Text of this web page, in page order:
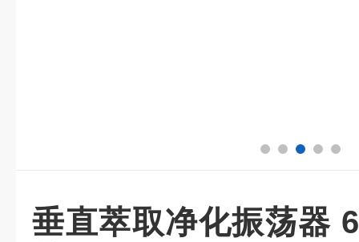
垂直萃取净化振荡器